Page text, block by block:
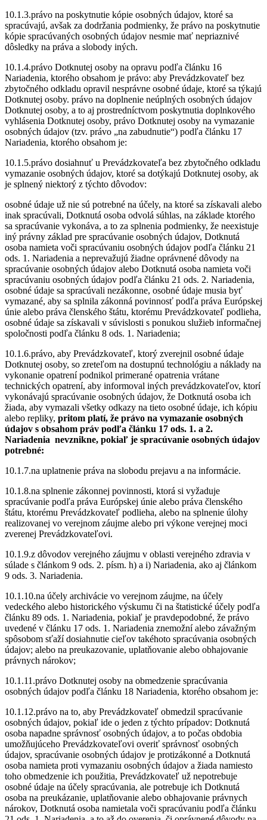
10.1.3.právo na poskytnutie kópie osobných údajov, ktoré sa
spracúvajú, avšak za dodržania podmienky, že právo na poskytnutie
kópie spracúvaných osobných údajov nesmie mať nepriaznivé
dôsledky na práva a slobody iných.
10.1.4.právo Dotknutej osoby na opravu podľa článku 16
Nariadenia, ktorého obsahom je právo: aby Prevádzkovateľ bez
zbytočného odkladu opravil nesprávne osobné údaje, ktoré sa týkajú
Dotknutej osoby. právo na doplnenie neúplných osobných údajov
Dotknutej osoby, a to aj prostredníctvom poskytnutia doplnkového
vyhlásenia Dotknutej osoby, právo Dotknutej osoby na vymazanie
osobných údajov (tzv. právo „na zabudnutie“) podľa článku 17
Nariadenia, ktorého obsahom je:
10.1.5.právo dosiahnuť u Prevádzkovateľa bez zbytočného odkladu
vymazanie osobných údajov, ktoré sa dotýkajú Dotknutej osoby, ak
je splnený niektorý z týchto dôvodov:
osobné údaje už nie sú potrebné na účely, na ktoré sa získavali alebo
inak spracúvali, Dotknutá osoba odvolá súhlas, na základe ktorého
sa spracúvanie vykonáva, a to za splnenia podmienky, že neexistuje
iný právny základ pre spracúvanie osobných údajov, Dotknutá
osoba namieta voči spracúvaniu osobných údajov podľa článku 21
ods. 1. Nariadenia a neprevažujú žiadne oprávnené dôvody na
spracúvanie osobných údajov alebo Dotknutá osoba namieta voči
spracúvaniu osobných údajov podľa článku 21 ods. 2. Nariadenia,
osobné údaje sa spracúvali nezákonne, osobné údaje musia byť
vymazané, aby sa splnila zákonná povinnosť podľa práva Európskej
únie alebo práva členského štátu, ktorému Prevádzkovateľ podlieha,
osobné údaje sa získavali v súvislosti s ponukou služieb informačnej
spoločnosti podľa článku 8 ods. 1. Nariadenia;
10.1.6.právo, aby Prevádzkovateľ, ktorý zverejnil osobné údaje
Dotknutej osoby, so zreteľom na dostupnú technológiu a náklady na
vykonanie opatrení podnikol primerané opatrenia vrátane
technických opatrení, aby informoval iných prevádzkovateľov, ktorí
vykonávajú spracúvanie osobných údajov, že Dotknutá osoba ich
žiada, aby vymazali všetky odkazy na tieto osobné údaje, ich kópiu
alebo repliky, pritom platí, že právo na vymazanie osobných
údajov s obsahom práv podľa článku 17 ods. 1. a 2.
Nariadenia nevznikne, pokiaľ je spracúvanie osobných údajov
potrebné:
10.1.7.na uplatnenie práva na slobodu prejavu a na informácie.
10.1.8.na splnenie zákonnej povinnosti, ktorá si vyžaduje
spracúvanie podľa práva Európskej únie alebo práva členského
štátu, ktorému Prevádzkovateľ podlieha, alebo na splnenie úlohy
realizovanej vo verejnom záujme alebo pri výkone verejnej moci
zverenej Prevádzkovateľovi.
10.1.9.z dôvodov verejného záujmu v oblasti verejného zdravia v
súlade s článkom 9 ods. 2. písm. h) a i) Nariadenia, ako aj článkom
9 ods. 3. Nariadenia.
10.1.10.na účely archivácie vo verejnom záujme, na účely
vedeckého alebo historického výskumu či na štatistické účely podľa
článku 89 ods. 1. Nariadenia, pokiaľ je pravdepodobné, že právo
uvedené v článku 17 ods. 1. Nariadenia znemožní alebo závažným
spôsobom sťaží dosiahnutie cieľov takéhoto spracúvania osobných
údajov; alebo na preukazovanie, uplatňovanie alebo obhajovanie
právnych nárokov;
10.1.11.právo Dotknutej osoby na obmedzenie spracúvania
osobných údajov podľa článku 18 Nariadenia, ktorého obsahom je:
10.1.12.právo na to, aby Prevádzkovateľ obmedzil spracúvanie
osobných údajov, pokiaľ ide o jeden z týchto prípadov: Dotknutá
osoba napadne správnosť osobných údajov, a to počas obdobia
umožňujúceho Prevádzkovateľovi overiť správnosť osobných
údajov, spracúvanie osobných údajov je protizákonné a Dotknutá
osoba namieta proti vymazaniu osobných údajov a žiada namiesto
toho obmedzenie ich použitia, Prevádzkovateľ už nepotrebuje
osobné údaje na účely spracúvania, ale potrebuje ich Dotknutá
osoba na preukázanie, uplatňovanie alebo obhajovanie právnych
nárokov, Dotknutá osoba namietala voči spracúvaniu podľa článku